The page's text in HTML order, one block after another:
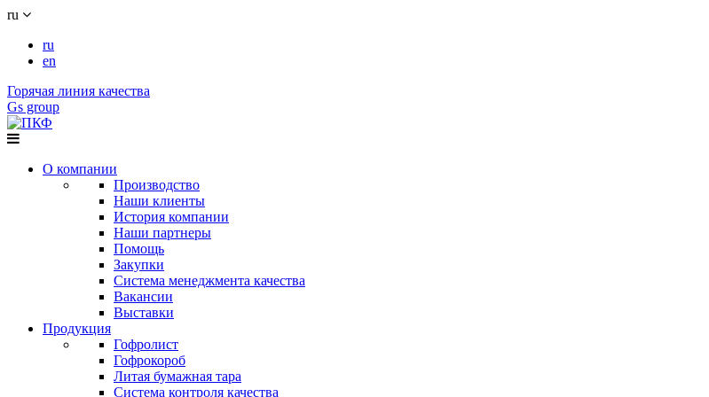
ru
ru
en
Горячая линия качества
Gs group
О компании
Производство
Наши клиенты
История компании
Наши партнеры
Помощь
Закупки
Система менеджмента качества
Вакансии
Выставки
Продукция
Гофролист
Гофрокороб
Литая бумажная тара
Система контроля качества